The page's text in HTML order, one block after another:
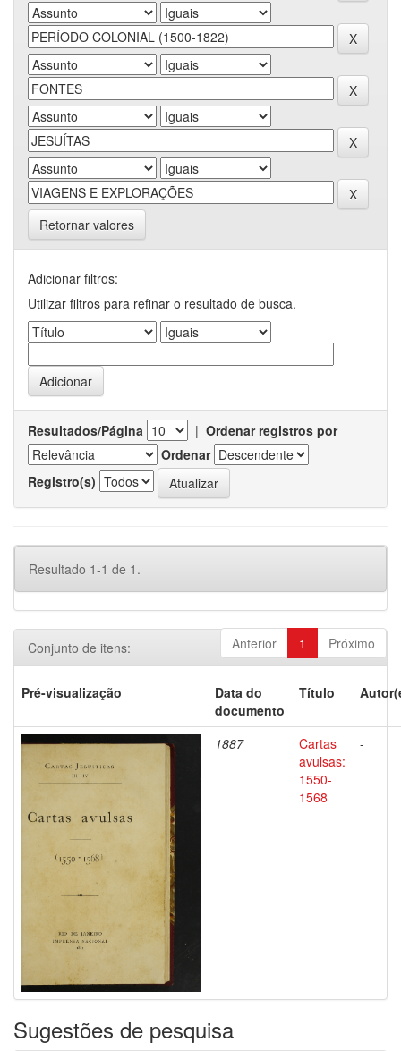
Retornar valores
Adicionar filtros:
Utilizar filtros para refinar o resultado de busca.
Resultados/Página | Ordenar registros por
Ordenar
Registro(s)
Resultado 1-1 de 1.
Anterior 1 Próximo
Conjunto de itens:
Pré-visualização
Data do
documento
Título
1887
Cartas
avulsas:
1550-
1568
-
Sugestões de pesquisa